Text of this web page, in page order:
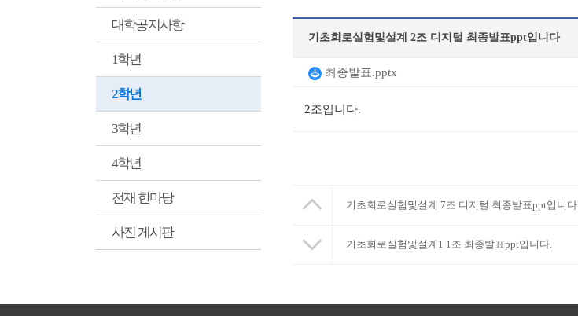
대학공지사항
1학년
2학년
3학년
4학년
전재 한마당
사진 게시판
기초회로실험및설계 2조 디지털 최종발표ppt입니다
최종발표.pptx
2조입니다.
기초회로실험및설계 7조 디지털 최종발표ppt입니다
기초회로실험및설계1 1조 최종발표ppt입니다.